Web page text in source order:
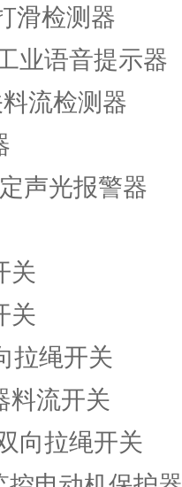
滑检测器
业语音提示器
流检测器
声光报警器
关
关
拉绳开关
料流开关
向拉绳开关